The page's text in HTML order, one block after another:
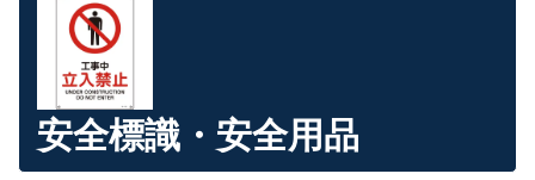
安全標識・安全用品